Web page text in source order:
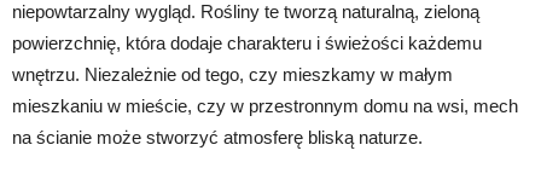
niepowtarzalny wygląd. Rośliny te tworzą naturalną, zieloną
powierzchnię, która dodaje charakteru i świeżości każdemu
wnętrzu. Niezależnie od tego, czy mieszkamy w małym
mieszkaniu w mieście, czy w przestronnym domu na wsi, mech
na ścianie może stworzyć atmosferę bliską naturze.